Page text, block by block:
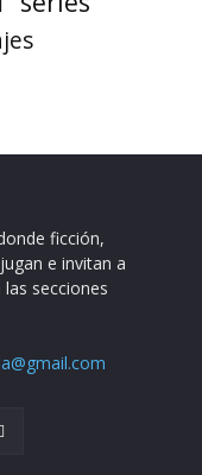
ficción,
e invitan a
secciones